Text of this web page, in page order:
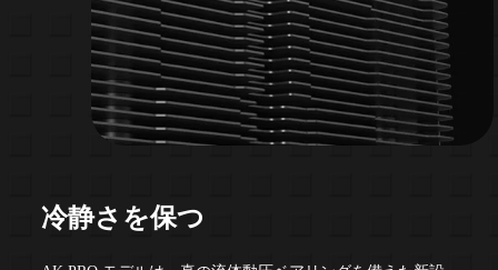
冷静さを保つ